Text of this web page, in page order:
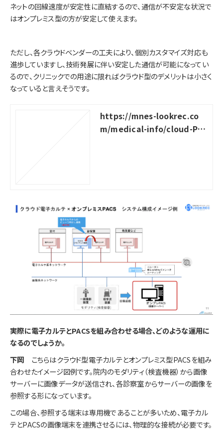
ネットの回線速度が安定性に直結するので、通信が不安定な状況で
はオンプレミス型の方が安定して使えます。
ただし、各クラウドベンダーの工夫により、個別カスタマイズ対応も
進歩していますし、技術発展に伴い安定した通信が可能になってい
るので、クリニックでの用途に限ればクラウド型のデメリットは小さく
なっていると言えそうです。
https://mnes-lookrec.co
m/medical-info/cloud-PAC
――実際に電子カルテとPACSを組み合わせる場合、どのような運用に
なるのでしょうか。
下岡 こちらはクラウド型電子カルテとオンプレミス型PACSを組み
合わせたイメージ図例です。院内のモダリティ（検査機器）から画像
サーバーに画像データが送信され、各診察室からサーバーの画像を
参照する形になっています。
この場合、参照する端末は専用機であることが多いため、電子カル
テとPACSの画像端末を連携させるには、物理的な接続が必要です。